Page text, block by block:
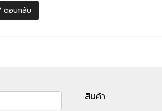
ตอบกลับ
สินค้า